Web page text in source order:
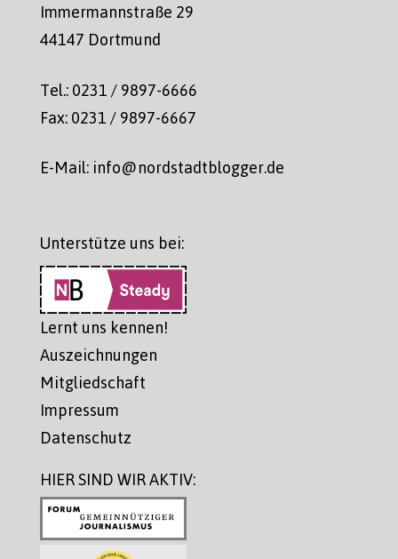
Immermannstraße 29
44147 Dortmund
Tel.: 0231 / 9897-6666
Fax: 0231 / 9897-6667
E-Mail: info@nordstadtblogger.de
Unterstütze uns bei:
Lernt uns kennen!
Auszeichnungen
Mitgliedschaft
Impressum
Datenschutz
HIER SIND WIR AKTIV: